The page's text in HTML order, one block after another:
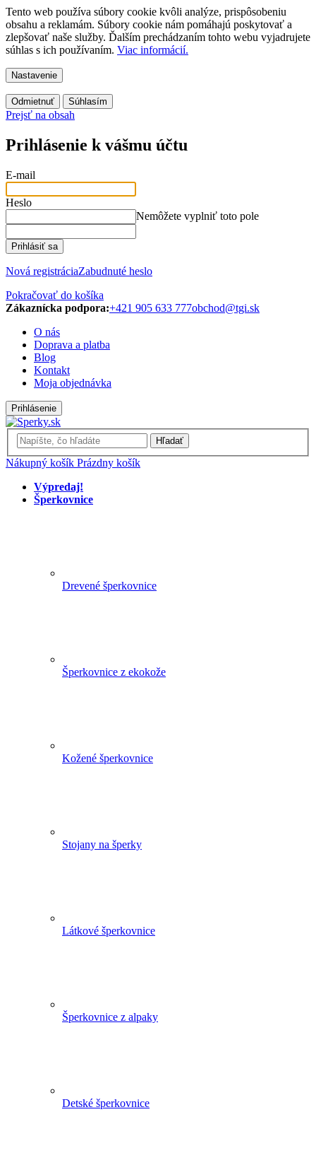
Tento web používa súbory cookie kvôli analýze, prispôsobeniu
obsahu a reklamám. Súbory cookie nám pomáhajú poskytovať a
zlepšovať naše služby. Ďalším prechádzaním tohto webu vyjadrujete
súhlas s ich používaním. Viac informácií.
Nastavenie
Odmietnuť Súhlasím
Prejsť na obsah
Prihlásenie k vášmu účtu
E-mail
Heslo
Nemôžete vyplniť toto pole
Prihlásiť sa
Nová registráciaZabudnuté heslo
Pokračovať do košíka
Zákaznícka podpora:+421 905 633 777obchod@tgi.sk
O nás
Doprava a platba
Blog
Kontakt
Moja objednávka
Prihlásenie
Hľadať
Nákupný košík Prázdny košík
Výpredaj!
Šperkovnice
Drevené šperkovnice
Šperkovnice z ekokože
Kožené šperkovnice
Stojany na šperky
Látkové šperkovnice
Šperkovnice z alpaky
Detské šperkovnice